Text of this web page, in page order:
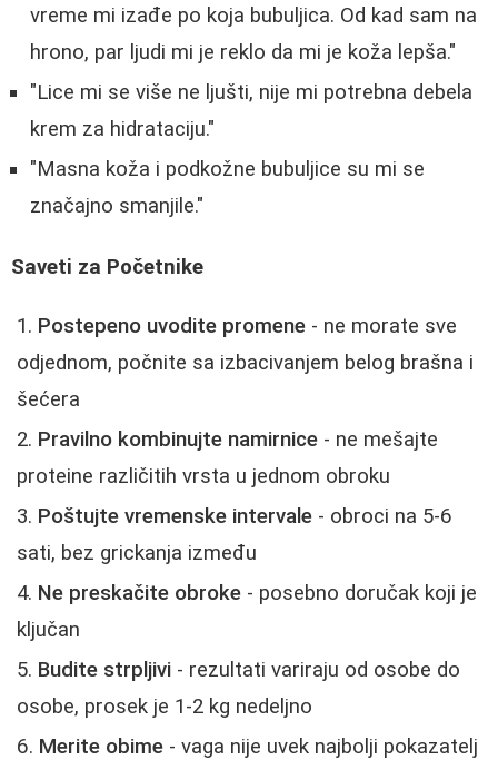
vreme mi izađe po koja bubuljica. Od kad sam na
hrono, par ljudi mi je reklo da mi je koža lepša."
"Lice mi se više ne ljušti, nije mi potrebna debela
krem za hidrataciju."
"Masna koža i podkožne bubuljice su mi se
značajno smanjile."
Saveti za Početnike
Postepeno uvodite promene - ne morate sve
odjednom, počnite sa izbacivanjem belog brašna i
šećera
Pravilno kombinujte namirnice - ne mešajte
proteine različitih vrsta u jednom obroku
Poštujte vremenske intervale - obroci na 5-6
sati, bez grickanja između
Ne preskačite obroke - posebno doručak koji je
ključan
Budite strpljivi - rezultati variraju od osobe do
osobe, prosek je 1-2 kg nedeljno
Merite obime - vaga nije uvek najbolji pokazatelj